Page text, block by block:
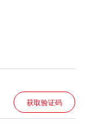
获取验证码